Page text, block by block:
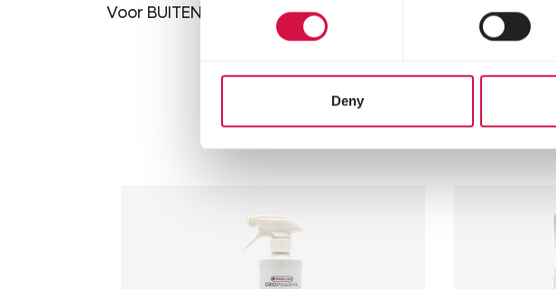
Deny
Voor BUITENSHUIS gebruik, om de 4 à 5 dagen
Andere